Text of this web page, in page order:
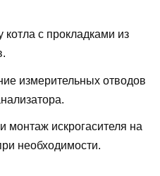
с прокладками из
измерительных отводов
монтаж искрогасителя на
необходимости.